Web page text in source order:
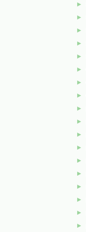
►
►
►
►
►
►
►
►
►
►
►
►
►
►
►
►
►
►